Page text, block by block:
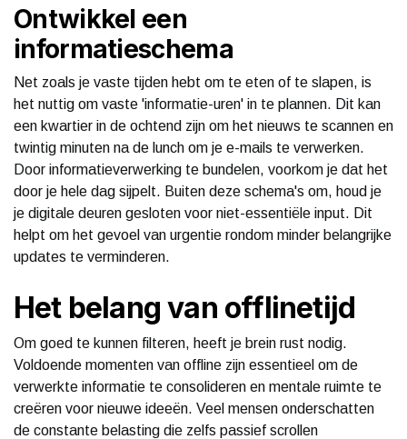
Ontwikkel een
informatieschema
Net zoals je vaste tijden hebt om te eten of te slapen, is
het nuttig om vaste 'informatie-uren' in te plannen. Dit kan
een kwartier in de ochtend zijn om het nieuws te scannen en
twintig minuten na de lunch om je e-mails te verwerken.
Door informatieverwerking te bundelen, voorkom je dat het
door je hele dag sijpelt. Buiten deze schema's om, houd je
je digitale deuren gesloten voor niet-essentiële input. Dit
helpt om het gevoel van urgentie rondom minder belangrijke
updates te verminderen.
Het belang van offlinetijd
Om goed te kunnen filteren, heeft je brein rust nodig.
Voldoende momenten van offline zijn essentieel om de
verwerkte informatie te consolideren en mentale ruimte te
creëren voor nieuwe ideeën. Veel mensen onderschatten
de constante belasting die zelfs passief scrollen